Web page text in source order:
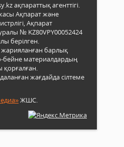
ақпараттық агенттігі.
Ақпарат және
Ақпарат
№ KZ80VPY00052424
берілген.
жарияланған барлық
бейне материалдардың
қорғалған.
жағдайда сілтеме
ЖШС.